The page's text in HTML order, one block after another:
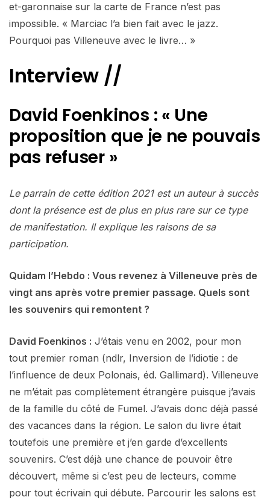
et-garonnaise sur la carte de France n’est pas
impossible. « Marciac l’a bien fait avec le jazz.
Pourquoi pas Villeneuve avec le livre… »
Interview //
David Foenkinos : « Une
proposition que je ne pouvais
pas refuser »
Le parrain de cette édition 2021 est un auteur à succès
dont la présence est de plus en plus rare sur ce type
de manifestation. Il explique les raisons de sa
participation.
Quidam l’Hebdo : Vous revenez à Villeneuve près de
vingt ans après votre premier passage. Quels sont
les souvenirs qui remontent ?
David Foenkinos : J’étais venu en 2002, pour mon
tout premier roman (ndlr, Inversion de l’idiotie : de
l’influence de deux Polonais, éd. Gallimard). Villeneuve
ne m’était pas complètement étrangère puisque j’avais
de la famille du côté de Fumel. J’avais donc déjà passé
des vacances dans la région. Le salon du livre était
toutefois une première et j’en garde d’excellents
souvenirs. C’est déjà une chance de pouvoir être
découvert, même si c’est peu de lecteurs, comme
pour tout écrivain qui débute. Parcourir les salons est